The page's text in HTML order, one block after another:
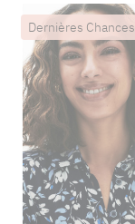
Dernières Chances